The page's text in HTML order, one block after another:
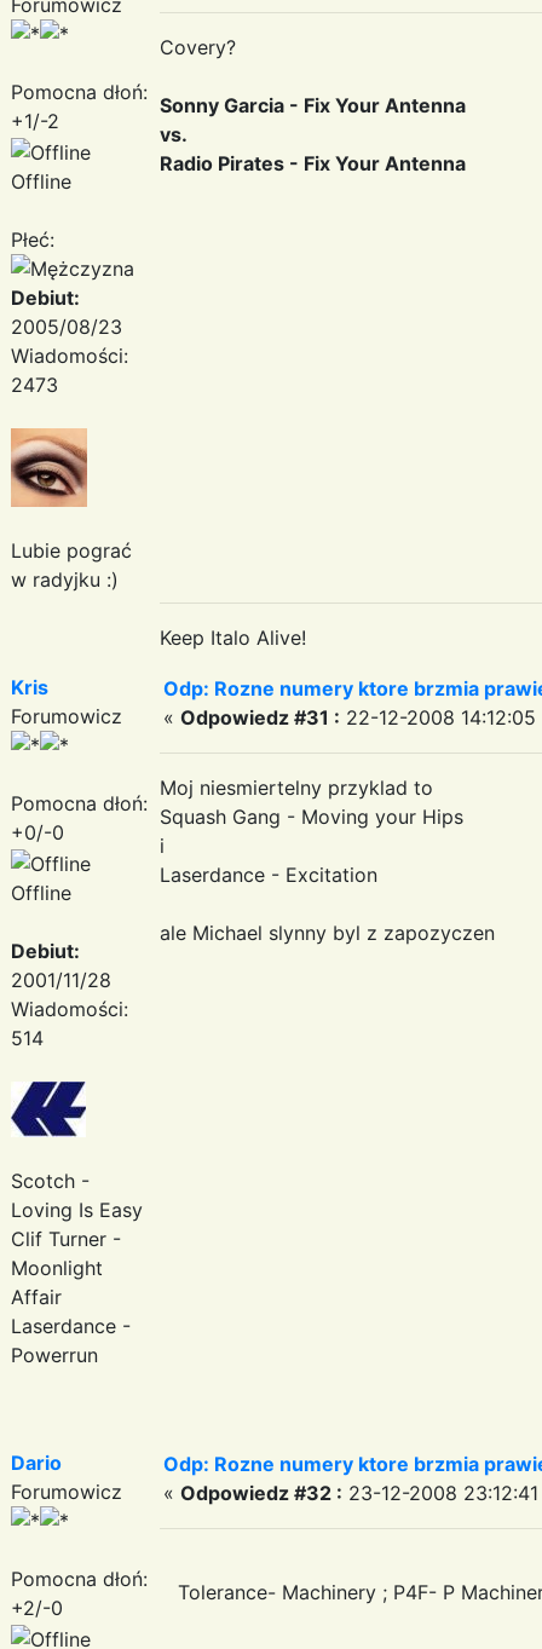
Pomocna dłoń:
+1/-2
Offline
Płeć:
Debiut:
2005/08/23
Wiadomości:
2473
Lubie pograć
w radyjku :)
Covery?
Sonny Garcia - Fix Your Antenna
vs.
Radio Pirates - Fix Your Antenna
Keep Italo Alive!
Kris
Forumowicz
Pomocna dłoń:
+0/-0
Offline
Debiut:
2001/11/28
Wiadomości:
514
Scotch -
Loving Is Easy
Clif Turner -
Moonlight
Affair
Laserdance -
Powerrun
Odp: Rozne numery ktore brzmia
« Odpowiedz #31 : 22-12-2008 14:12:05
Moj niesmiertelny przyklad to
Squash Gang - Moving your Hips
i
Laserdance - Excitation
ale Michael slynny byl z zapozyczen
Dario
Forumowicz
Pomocna dłoń:
+2/-0
Odp: Rozne numery ktore brzmia
« Odpowiedz #32 : 23-12-2008
Tolerance- Machinery ; P4F- P